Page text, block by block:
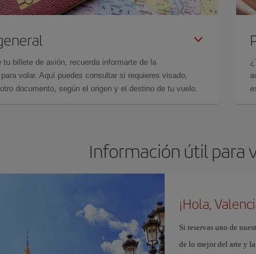
billete de avión, recuerda informarte de la
volar. Aquí puedes consultar si requieres visado,
documento, según el origen y el destino de tu vuelo.
Información útil para
¡Hola,
Si reservas uno de
de lo mejor del arte y